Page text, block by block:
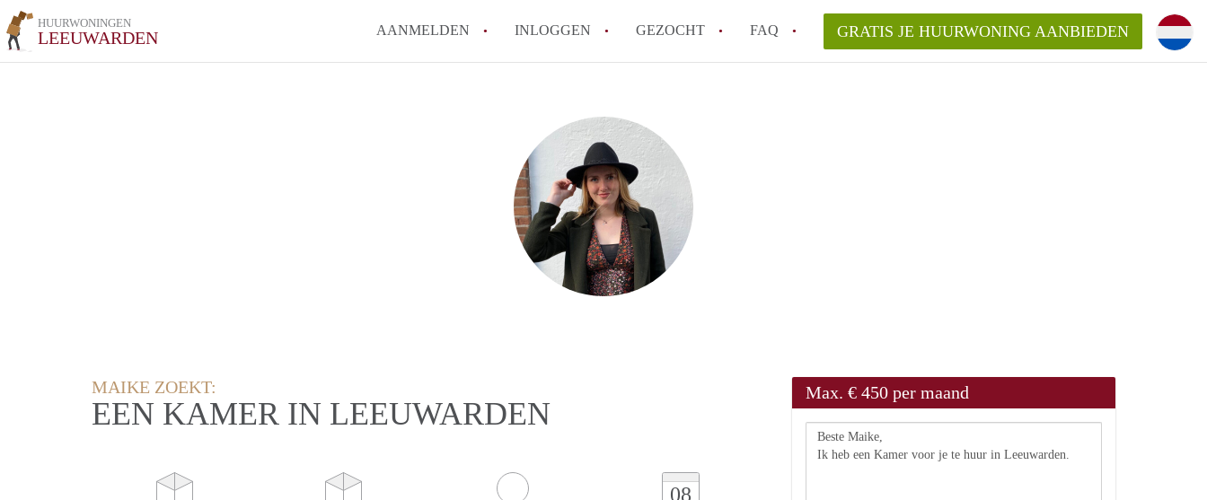
HUURWONINGEN
LEEUWARDEN AANMELDEN INLOGGEN GEZOCHT FAQ
How to translate HuurwoningLeeuwarden!
Wat is HuurwoningenLeeuwarden?
Wat is de privacyverklaring van HuurwoningenLeeuwarden?
Berekent HuurwoningenLeeuwarden
makelaarsvergoeding/bemiddelingsvergoeding?
Is HuurwoningenLeeuwarden verantwoordelijk voor de aangeboden
Huurwoning / Huurwoningen in Leeuwarden?
Alle veelgestelde vragen
GRATIS JE HUURWONING AANBIEDEN
MAIKE ZOEKT:
EEN KAMER IN LEEUWARDEN
08
Max. € 450 per maand